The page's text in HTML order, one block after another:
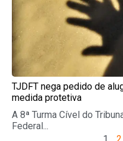
TJDFT nega pedido de
medida protetiva
A 8ª Turma Cível do
Federal...